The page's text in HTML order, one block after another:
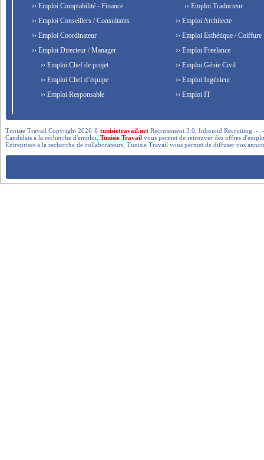
›› Emploi Comptabilité - Finance
›› Emploi Conseillers / Consultants
›› Emploi Coordinateur
›› Emploi Directeur / Manager
›› Emploi Chef de projet
›› Emploi Chef d’équipe
›› Emploi Responsable
›› Emploi Traducteur
›› Emploi Architecte
›› Emploi Esthétique / Coiffure
›› Emploi Freelance
›› Emploi Génie Civil
›› Emploi Ingénieur
›› Emploi IT
Tunisie Travail Copyright 2026 ©tunisietravail.net Recrutement 3.0, Inbound Recruiting .-
Candidats a la recherche d'emploi,Tunisie Travail vous permet de retrouver des offres
Entreprises a la recherche de collaborateurs, Tunisie Travail vous permet de diffuser vos